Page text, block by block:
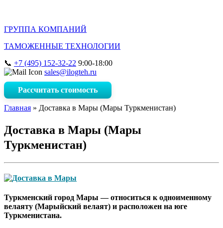
ГРУППА КОМПАНИЙ
ТАМОЖЕННЫЕ ТЕХНОЛОГИИ
+7 (495) 152-32-22 9:00-18:00
sales@ilogteh.ru
Рассчитать стоимость
Главная » Доставка в Мары (Мары Туркменистан)
Доставка в Мары (Мары
Туркменистан)
Туркменский город Мары — относиться к одноименному
велаяту (Марыйский велаят) и расположен на юге
Туркменистана.